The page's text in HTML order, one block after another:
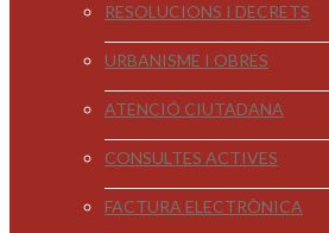
RESOLUCIONS I DECRETS
URBANISME I OBRES
ATENCIÓ CIUTADANA
CONSULTES ACTIVES
FACTURA ELECTRÒNICA